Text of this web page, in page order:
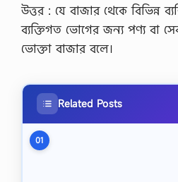
উত্তর : যে বাজার থেকে বিভিন্ন
ব্যক্তিগত ভোগের জন্য পণ্য বা
ভোক্তা বাজার বলে।
Related Posts
01